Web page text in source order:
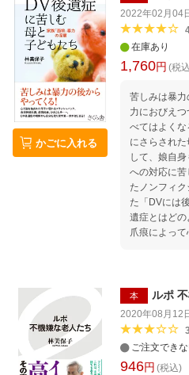
かごに入れる
2022年02月04
在庫あり
1,760円 (税
苦しみは暴力の後
力におびえ
べてはよく
にさらされ
して、娘自
への対応に苦しめ
たノンフィ
た「DVには
遺症とはど
爪痕によっ
れる妻、親の
長後もフラ
子ども、被
その複雑な
遺症の理解
る！ 第1章
本 ルポ
2020年08月12
ご注文でき
946円 (税込)